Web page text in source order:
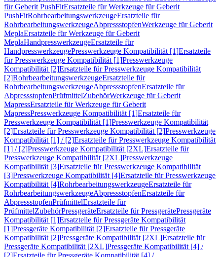
für Geberit PushFitErsatzteile für Werkzeuge für Geberit
PushFitRohrbearbeitungswerkzeugeErsatzteile für
RohrbearbeitungswerkzeugeAbpressstopfenWerkzeuge für Geberit
MeplaErsatzteile für Werkzeuge für Geberit
MeplaHandpresswerkzeugeErsatzteile für
HandpresswerkzeugePresswerkzeuge Kompatibilität [1]Ersatzteile
für Presswerkzeuge Kompatibilität [1]Presswerkzeuge
Kompatibilität [2]Ersatzteile für Presswerkzeuge Kompatibilität
[2]RohrbearbeitungswerkzeugeErsatzteile für
RohrbearbeitungswerkzeugeAbpressstopfenErsatzteile für
AbpressstopfenPrüfmittelZubehörWerkzeuge für Geberit
MapressErsatzteile für Werkzeuge für Geberit
MapressPresswerkzeuge Kompatibilität [1]Ersatzteile für
Presswerkzeuge Kompatibilität [1]Presswerkzeuge Kompatibilität
[2]Ersatzteile für Presswerkzeuge Kompatibilität [2]Presswerkzeuge
Kompatibilität [1] / [2]Ersatzteile für Presswerkzeuge Kompatibilität
[1] / [2]Presswerkzeuge Kompatibilität [2XL]Ersatzteile für
Presswerkzeuge Kompatibilität [2XL]Presswerkzeuge
Kompatibilität [3]Ersatzteile für Presswerkzeuge Kompatibilität
[3]Presswerkzeuge Kompatibilität [4]Ersatzteile für Presswerkzeuge
Kompatibilität [4]RohrbearbeitungswerkzeugeErsatzteile für
RohrbearbeitungswerkzeugeAbpressstopfenErsatzteile für
AbpressstopfenPrüfmittelErsatzteile für
PrüfmittelZubehörPressgeräteErsatzteile für PressgerätePressgeräte
Kompatibilität [1]Ersatzteile für Pressgeräte Kompatibilität
[1]Pressgeräte Kompatibilität [2]Ersatzteile für Pressgeräte
Kompatibilität [2]Pressgeräte Kompatibilität [2XL]Ersatzteile für
Pressgeräte Kompatibilität [2XL]Pressgeräte Kompatibilität [4] /
[2]Ersatzteile für Pressgeräte Kompatibilität [4] /